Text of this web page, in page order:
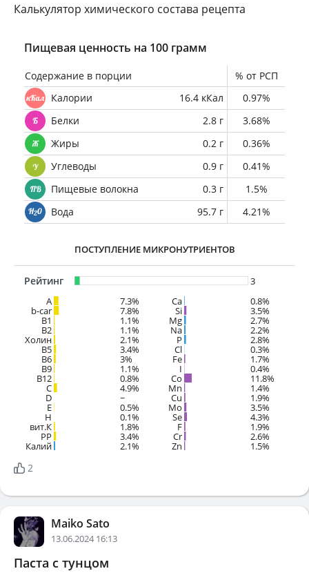
Калькулятор химического состава рецепта
Пищевая ценность на 100 грамм
Содержание в порции
% от РСП
Калории
16.4 кКал
0.97%
Белки
2.8 г
3.68%
Жиры
0.2 г
0.36%
Углеводы
0.9 г
0.41%
Пищевые волокна
0.3 г
1.5%
Вода
95.7 г 4.21%
ПОСТУПЛЕНИЕ МИКРОНУТРИЕНТОВ
Рейтинг
3
A
7.3%
b-car 7.8%
В1 1.1%
B2 1.1%
Холин 2.1%
B5 3.4%
B6 3%
B9 1.1%
B12 0.8%
C 4.9%
D ~
E 0.5%
H 0.1%
вит.К 1.8%
PP 3.4%
Калий 2.1%
Ca 0.8%
Si 3.5%
Mg 2.7%
Na 2.2%
P 2.8%
Cl 0.3%
Fe 1.7%
I 0.4%
Co 11.8%
Mn 1.4%
Cu 1.9%
Mo 3.5%
Se 4.3%
F 1.9%
Cr 2.6%
Zn 1.5%
2
Maiko Sato
13.06.2024 16:13
Паста с тунцом